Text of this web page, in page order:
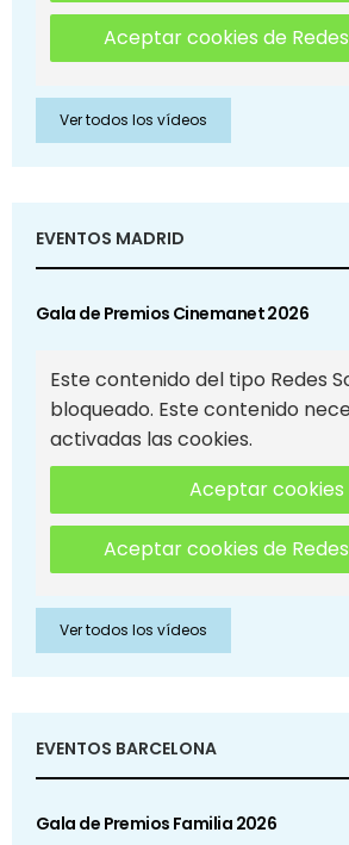
Aceptar cookies de
Ver todos los vídeos
EVENTOS MADRID
Gala de Premios Cinemanet 2026
Este contenido del tipo Redes
bloqueado. Este contenido
activadas las cookies.
Aceptar cookies
Aceptar cookies de
Ver todos los vídeos
EVENTOS BARCELONA
Gala de Premios Familia 2026